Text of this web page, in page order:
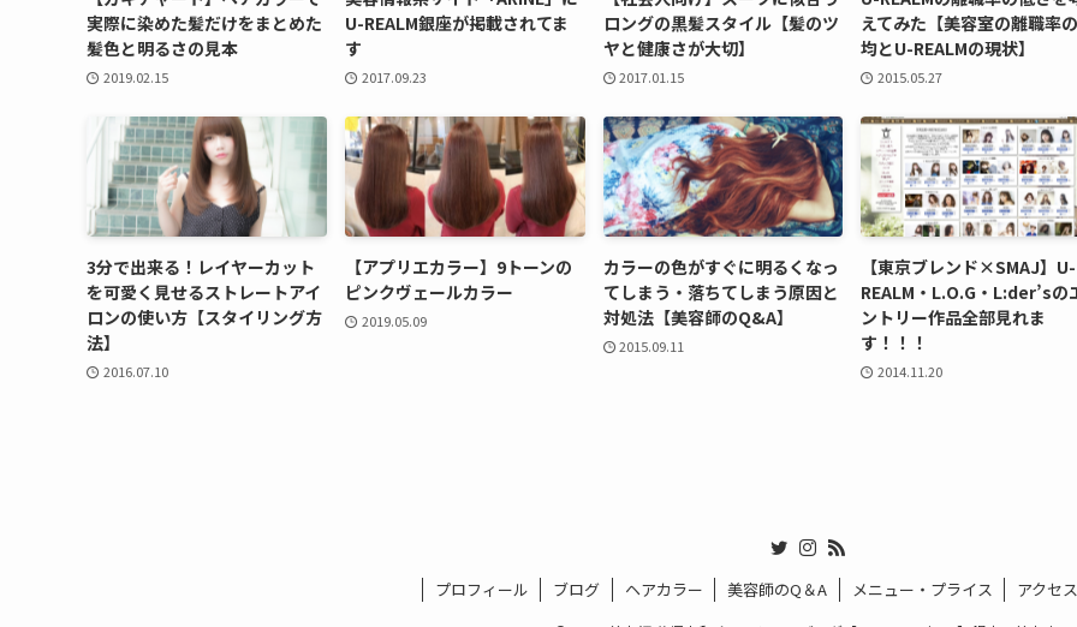
実際に染めた髪だけをまとめた
髪色と明るさの見本
2019.02.15
U-REALM銀座が掲載されてま
す
2017.09.23
ロングの黒髪スタイル【髪のツ
ヤと健康さが大切】
2017.01.15
えてみた【美容室の離職率
均とU-REALMの現状】
2015.05.27
3分で出来る！レイヤーカット
を可愛く見せるストレートアイ
ロンの使い方【スタイリング方
法】
2016.07.10
【アプリエカラー】9トーンの
ピンクヴェールカラー
2019.05.09
カラーの色がすぐに明るくなっ
てしまう・落ちてしまう原因と
対処法【美容師のQ&A】
2015.09.11
【東京ブレンド×SMAJ】U-
REALM・L.O.G・L:der’sの
ントリー作品全部見れま
す！！！
2014.11.20
プロフィール ブログ ヘアカラー 美容師のQ＆A メニュー・プライス アクセス